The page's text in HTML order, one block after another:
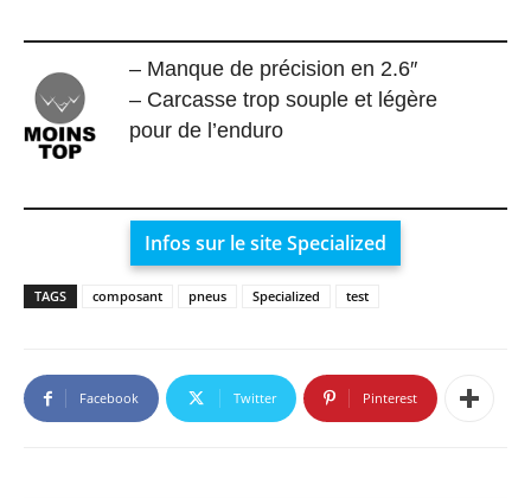
– Manque de précision en 2.6″
– Carcasse trop souple et légère
pour de l’enduro
Infos sur le site Specialized
TAGS composant pneus Specialized test
Facebook Twitter Pinterest